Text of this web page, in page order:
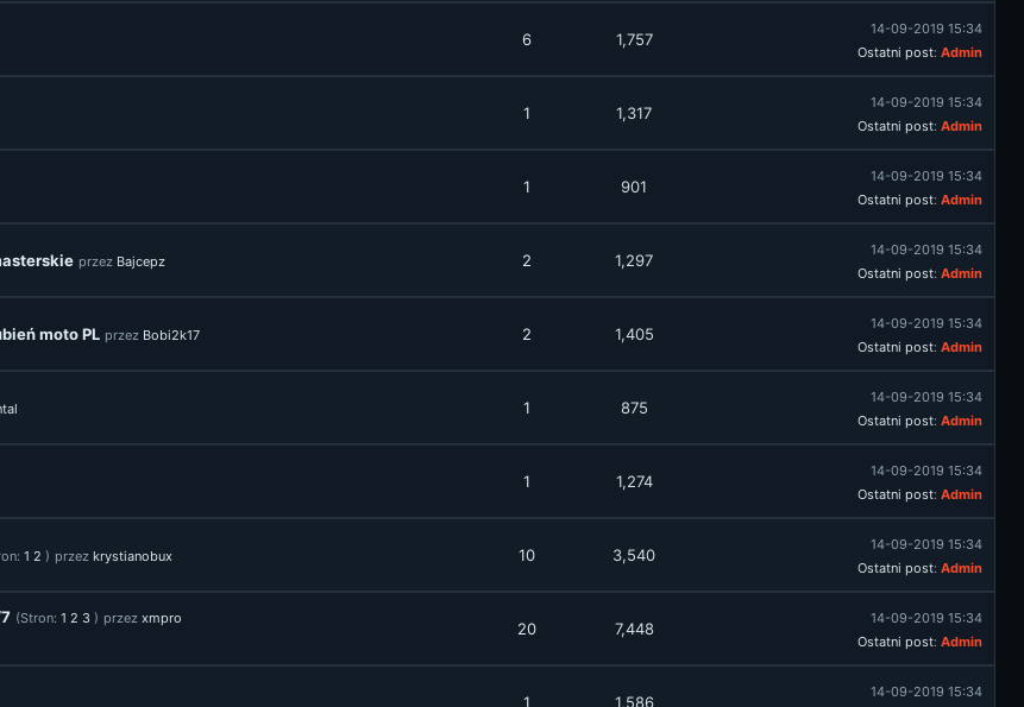
6 1,757
14-09-2019 15:34
Ostatni post: Admin
1 1,317
14-09-2019 15:34
Ostatni post: Admin
1 901
14-09-2019 15:34
Ostatni post: Admin
przez Bajcepz 2 1,297
14-09-2019 15:34
Ostatni post: Admin
moto PL przez Bobi2k17 2 1,405
14-09-2019 15:34
Ostatni post: Admin
1 875
14-09-2019 15:34
Ostatni post: Admin
1 1,274
14-09-2019 15:34
Ostatni post: Admin
1 2 ) przez krystianobux 10 3,540
14-09-2019 15:34
Ostatni post: Admin
(Stron: 1 2 3 ) przez xmpro
20 7,448
14-09-2019 15:34
Ostatni post: Admin
1 1,586
14-09-2019 15:34